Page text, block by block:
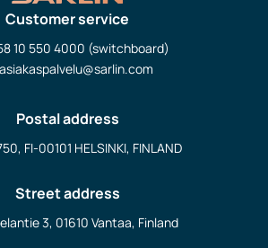
Customer service
10 550 4000 (switchboard)
asiakaspalvelu@sarlin.com
Postal address
FI-00101 HELSINKI, FINLAND
Street address
3, 01610 Vantaa, Finland